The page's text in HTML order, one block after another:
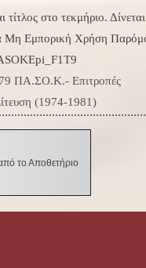
τίτλος στο τεκμήριο.
Μη Εμπορική Χρήση
ΠΑ.ΣΟ.Κ.- Επιτροπές
(1974-1981)
το Αποθετήριο